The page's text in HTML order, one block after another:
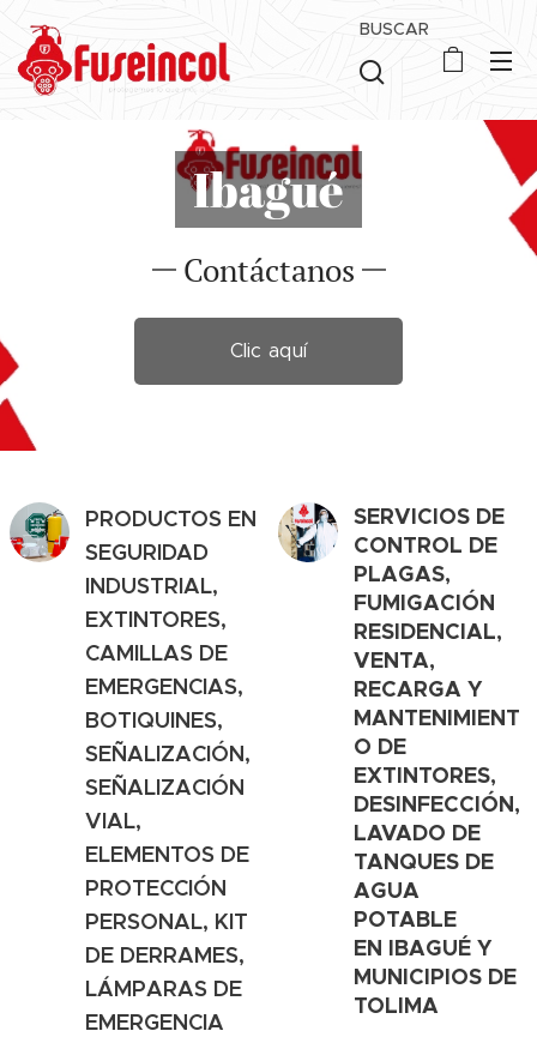
BUSCAR
Ibagué
Contáctanos
Clic aquí
PRODUCTOS EN
SEGURIDAD
INDUSTRIAL,
EXTINTORES,
CAMILLAS DE
EMERGENCIAS,
BOTIQUINES,
SEÑALIZACIÓN,
SEÑALIZACIÓN
VIAL,
ELEMENTOS DE
PROTECCIÓN
PERSONAL, KIT
DE DERRAMES,
LÁMPARAS DE
EMERGENCIA
SERVICIOS DE
CONTROL DE
PLAGAS,
FUMIGACIÓN
RESIDENCIAL,
VENTA,
RECARGA Y
MANTENIMIENT
O DE
EXTINTORES,
DESINFECCIÓN,
LAVADO DE
TANQUES DE
AGUA
POTABLE
EN IBAGUÉ Y
MUNICIPIOS DE
TOLIMA